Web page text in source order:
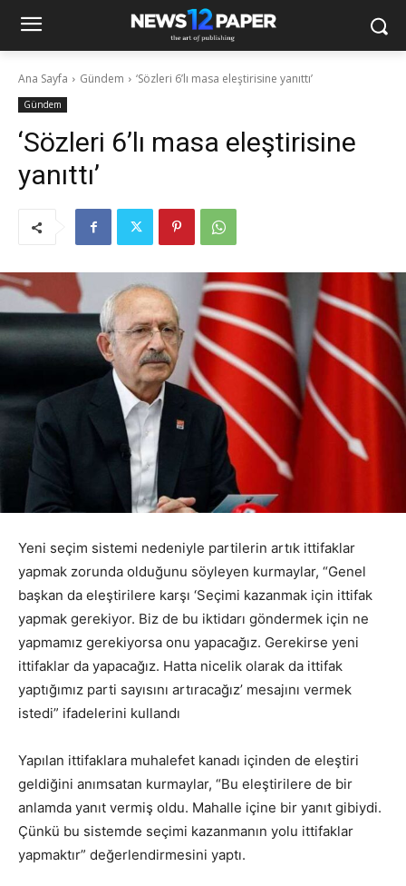
Ana Sayfa Gündem ‘Sözleri 6’lı masa eleştirisine yanıttı’
Gündem
‘Sözleri 6’lı masa eleştirisine
yanıttı’
Yeni seçim sistemi nedeniyle partilerin artık ittifaklar
yapmak zorunda olduğunu söyleyen kurmaylar, “Genel
başkan da eleştirilere karşı ‘Seçimi kazanmak için ittifak
yapmak gerekiyor. Biz de bu iktidarı göndermek için ne
yapmamız gerekiyorsa onu yapacağız. Gerekirse yeni
ittifaklar da yapacağız. Hatta nicelik olarak da ittifak
yaptığımız parti sayısını artıracağız’ mesajını vermek
istedi” ifadelerini kullandı
Yapılan ittifaklara muhalefet kanadı içinden de eleştiri
geldiğini anımsatan kurmaylar, “Bu eleştirilere de bir
anlamda yanıt vermiş oldu. Mahalle içine bir yanıt gibiydi.
Çünkü bu sistemde seçimi kazanmanın yolu ittifaklar
yapmaktır” değerlendirmesini yaptı.